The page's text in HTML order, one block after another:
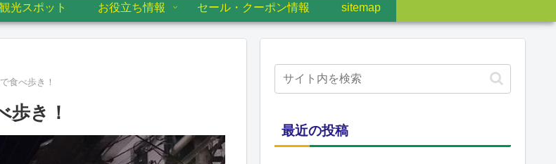
観光スポット お役立ち情報 セール・クーポン情報 sitemap
食べ歩き！
歩き！
最近の投稿